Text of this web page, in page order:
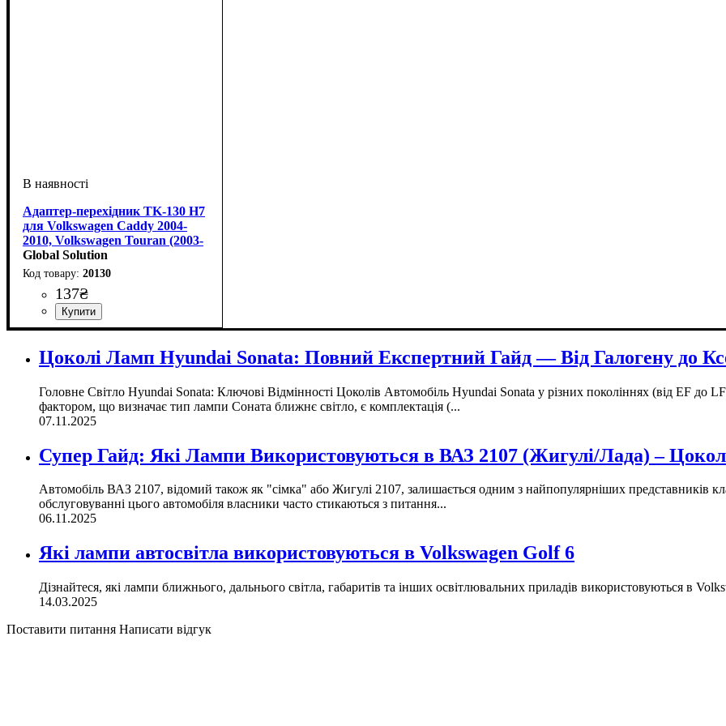
Адаптер-перехідник TK-130 H7
для Volkswagen Caddy 2004-
2010, Volkswagen Touran (2003-
2006)
Global Solution
20130
137₴
Цоколь: h7
Марки авто: Volkswagen
Кількість в упаковці: 1шт
Цоколі Ламп Hyundai Sonata: Повний Експертний Гайд — Від Галогену до
Головне Світло Hyundai Sonata: Ключові Відмінності Цоколів Автомобіль Hyundai Sonata у різних поколіннях (від EF до
фактором, що визначає тип лампи Соната ближнє світло, є комплектація (...
07.11.2025
Супер Гайд: Які Лампи Використовуються в ВАЗ 2107 (Жигулі/Лада) –
Автомобіль ВАЗ 2107, відомий також як "сімка" або Жигулі 2107, залишається одним з найпопулярніших представників
обслуговуванні цього автомобіля власники часто стикаються з питання...
06.11.2025
Які лампи автосвітла використовуються в Volkswagen Golf 6
Дізнайтеся, які лампи ближнього, дальнього світла, габаритів та інших освітлювальних приладів використовуються в
14.03.2025
Поставити питання Написати відгук